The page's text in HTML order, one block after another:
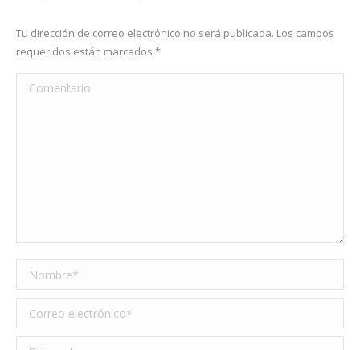
Tu dirección de correo electrónico no será publicada. Los campos
requeridos están marcados *
Comentario
Nombre *
Correo electrónico *
Sitio web